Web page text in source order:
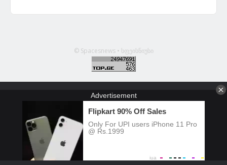
© Spacesnews • სფეისნიუსი